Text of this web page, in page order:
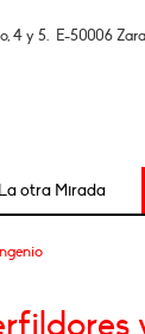
4 y 5. E-50006
La otra Mirada